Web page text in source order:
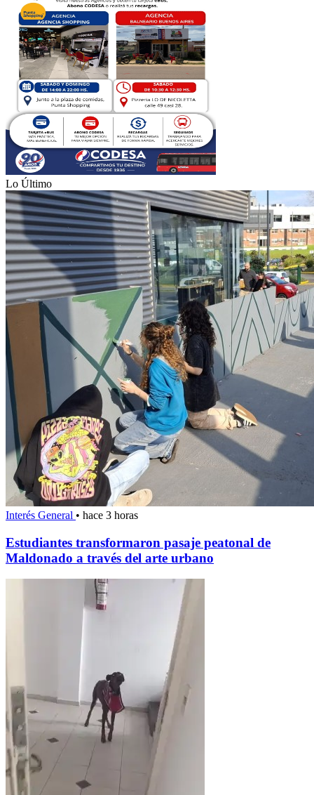
Lo Último
Interés General • hace 3 horas
Estudiantes transformaron pasaje peatonal de
Maldonado a través del arte urbano